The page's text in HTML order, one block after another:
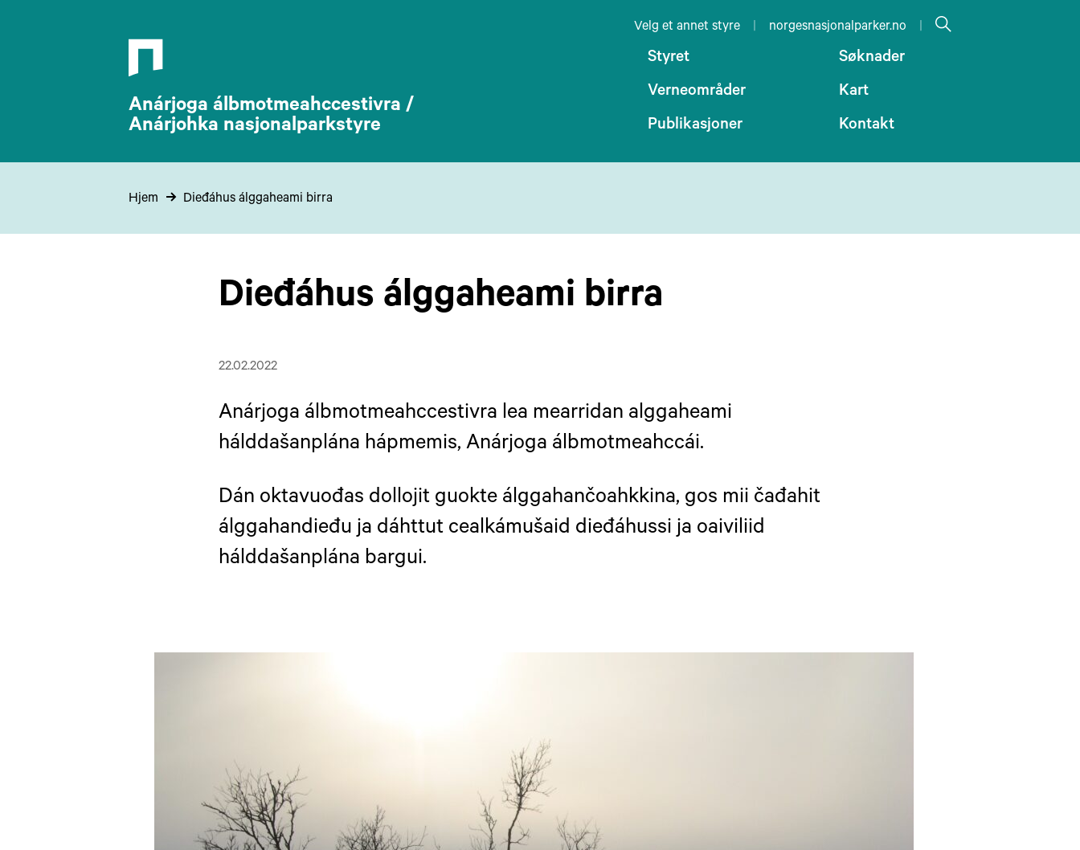
Velg et annet styre | norgesnasjonalparker.no |
Anárjoga álbmotmeahccestivra /
Anárjohka nasjonalparkstyre
Styret
Søknader
Verneområder
Kart
Publikasjoner
Kontakt
Hjem Dieđáhus álggaheami birra
Dieđáhus álggaheami birra
22.02.2022
Anárjoga álbmotmeahccestivra lea mearridan alggaheami
hálddašanplána hápmemis, Anárjoga álbmotmeahccái.
Dán oktavuođas dollojit guokte álggahančoahkkina, gos mii čađahit
álggahandieđu ja dáhttut cealkámušaid dieđáhussi ja oaiviliid
hálddašanplána bargui.